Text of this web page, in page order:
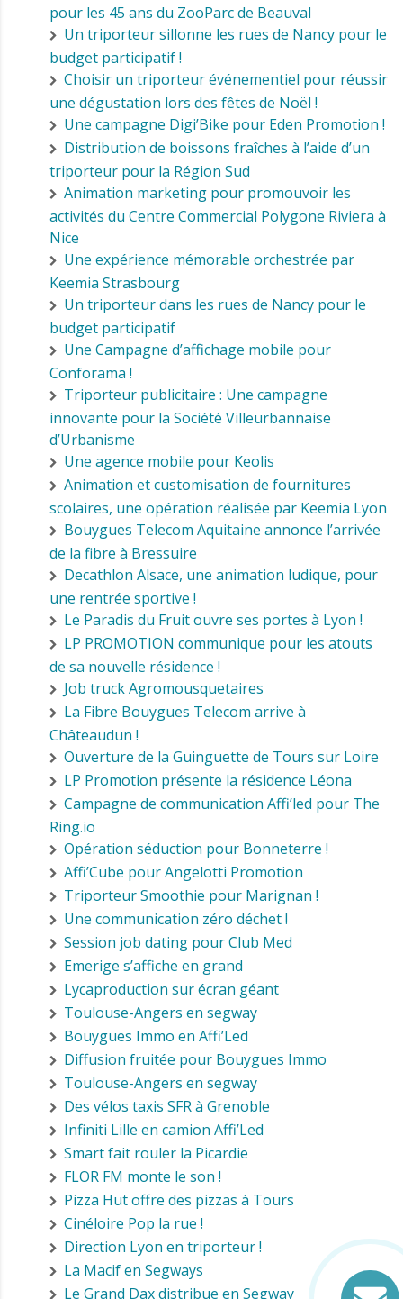
pour les 45 ans du ZooParc de Beauval
Un triporteur sillonne les rues de Nancy pour le
budget participatif !
Choisir un triporteur événementiel pour réussir
une dégustation lors des fêtes de Noël !
Une campagne Digi’Bike pour Eden Promotion !
Distribution de boissons fraîches à l’aide d’un
triporteur pour la Région Sud
Animation marketing pour promouvoir les
activités du Centre Commercial Polygone Riviera à
Nice
Une expérience mémorable orchestrée par
Keemia Strasbourg
Un triporteur dans les rues de Nancy pour le
budget participatif
Une Campagne d’affichage mobile pour
Conforama !
Triporteur publicitaire : Une campagne
innovante pour la Société Villeurbannaise
d’Urbanisme
Une agence mobile pour Keolis
Animation et customisation de fournitures
scolaires, une opération réalisée par Keemia Lyon
Bouygues Telecom Aquitaine annonce l’arrivée
de la fibre à Bressuire
Decathlon Alsace, une animation ludique, pour
une rentrée sportive !
Le Paradis du Fruit ouvre ses portes à Lyon !
LP PROMOTION communique pour les atouts
de sa nouvelle résidence !
Job truck Agromousquetaires
La Fibre Bouygues Telecom arrive à
Châteaudun !
Ouverture de la Guinguette de Tours sur Loire
LP Promotion présente la résidence Léona
Campagne de communication Affi’led pour The
Ring.io
Opération séduction pour Bonneterre !
Affi’Cube pour Angelotti Promotion
Triporteur Smoothie pour Marignan !
Une communication zéro déchet !
Session job dating pour Club Med
Emerige s’affiche en grand
Lycaproduction sur écran géant
Toulouse-Angers en segway
Bouygues Immo en Affi’Led
Diffusion fruitée pour Bouygues Immo
Toulouse-Angers en segway
Des vélos taxis SFR à Grenoble
Infiniti Lille en camion Affi’Led
Smart fait rouler la Picardie
FLOR FM monte le son !
Pizza Hut offre des pizzas à Tours
Cinéloire Pop la rue !
Direction Lyon en triporteur !
La Macif en Segways
Le Grand Dax distribue en Segway